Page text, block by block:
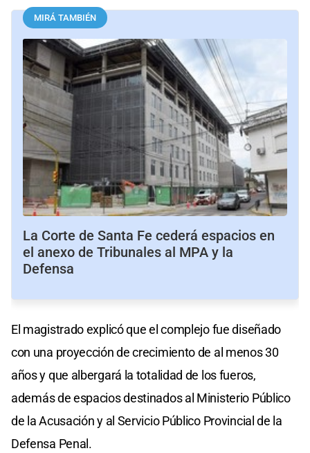
MIRÁ TAMBIÉN
La Corte de Santa Fe cederá espacios en
el anexo de Tribunales al MPA y la
Defensa
El magistrado explicó que el complejo fue diseñado
con una proyección de crecimiento de al menos 30
años y que albergará la totalidad de los fueros,
además de espacios destinados al Ministerio Público
de la Acusación y al Servicio Público Provincial de la
Defensa Penal.